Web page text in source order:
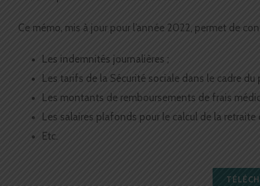
Ce mémo, mis à jour pour l’année 2022, permet de
Les indemnités journalières ;
Les tarifs de la Sécurité sociale dans le cadre du
Les montants de remboursements de frais
Les salaires plafonds pour le calcul de la retraite
Etc.